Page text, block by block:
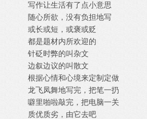
写作让生活有了点小意思
随心所欲，没有负担地写
或长或短，或褒或贬
都是题材内所欢迎的
针砭时弊的叫杂文
边叙边议的叫散文
根据心情和心境来定制定做
龙飞凤舞地写完，把笔一扔
噼里啪啦敲完，把电脑一关
质优质劣，由它去吧